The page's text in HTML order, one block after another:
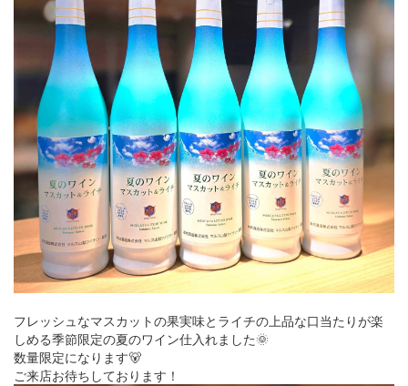
フレッシュなマスカットの果実味とライチの上品な口当たりが楽
しめる季節限定の夏のワイン仕入れました🌞
数量限定になります🐻
ご来店お待ちしております！